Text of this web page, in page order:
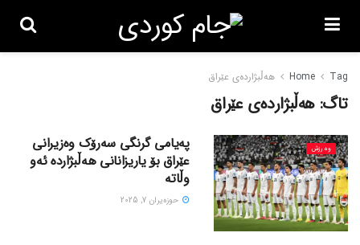
Home Tag هەڵبژاردەی عێراق
تاگ: هەڵبژاردەی عێراق
وەرزش
پەیامی گرنگی سەرۆک وەزیرانی
عێراق بۆ یاریزانانی هەڵبژارده ئەو
وڵاتە
حوزه‌یران 7, 2025